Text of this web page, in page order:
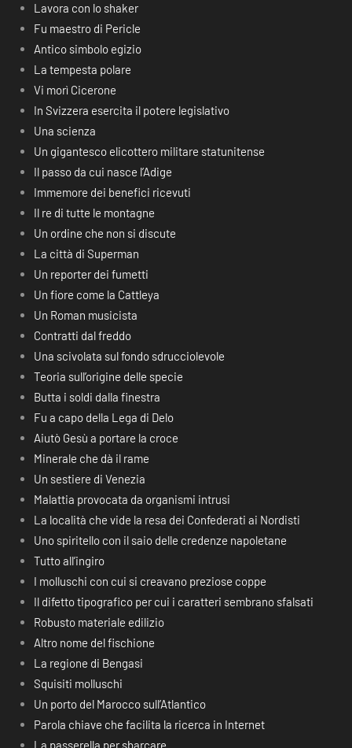
Lavora con lo shaker
Fu maestro di Pericle
Antico simbolo egizio
La tempesta polare
Vi morì Cicerone
In Svizzera esercita il potere legislativo
Una scienza
Un gigantesco elicottero militare statunitense
Il passo da cui nasce l’Adige
Immemore dei benefici ricevuti
Il re di tutte le montagne
Un ordine che non si discute
La città di Superman
Un reporter dei fumetti
Un fiore come la Cattleya
Un Roman musicista
Contratti dal freddo
Una scivolata sul fondo sdrucciolevole
Teoria sull’origine delle specie
Butta i soldi dalla finestra
Fu a capo della Lega di Delo
Aiutò Gesù a portare la croce
Minerale che dà il rame
Un sestiere di Venezia
Malattia provocata da organismi intrusi
La località che vide la resa dei Confederati ai Nordisti
Uno spiritello con il saio delle credenze napoletane
Tutto all’ingiro
I molluschi con cui si creavano preziose coppe
Il difetto tipografico per cui i caratteri sembrano sfalsati
Robusto materiale edilizio
Altro nome del fischione
La regione di Bengasi
Squisiti molluschi
Un porto del Marocco sull’Atlantico
Parola chiave che facilita la ricerca in Internet
La passerella per sbarcare